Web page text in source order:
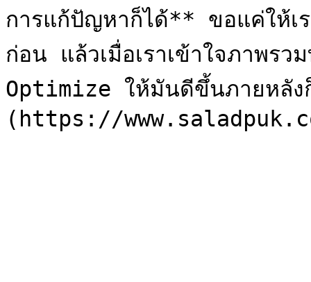
การแก้ปัญหาก็ได้** ขอแค่ให้เ
ก่อน แล้วเมื่อเราเข้าใจภาพร
Optimize ให้มันดีขึ้นภายห